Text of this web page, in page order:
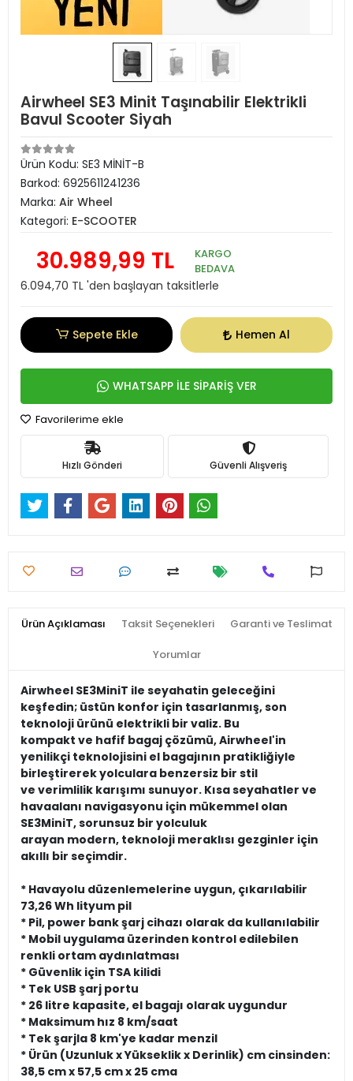
Airwheel SE3 Minit Taşınabilir Elektrikli
Bavul Scooter Siyah
Ürün Kodu: SE3 MİNİT-B
Barkod: 6925611241236
Marka: Air Wheel
Kategori: E-SCOOTER
30.989,99 TL
KARGO
BEDAVA
6.094,70 TL 'den başlayan taksitlerle
Sepete Ekle Hemen Al
WHATSAPP İLE SİPARİŞ VER
Favorilerime ekle
Hızlı Gönderi Güvenli Alışveriş
Ürün Açıklaması Taksit Seçenekleri Garanti ve Teslimat
Yorumlar
Airwheel SE3MiniT ile seyahatin geleceğini
keşfedin; üstün konfor için tasarlanmış, son
teknoloji ürünü elektrikli bir valiz. Bu
kompakt ve hafif bagaj çözümü, Airwheel'in
yenilikçi teknolojisini el bagajının pratikliğiyle
birleştirerek yolculara benzersiz bir stil
ve verimlilik karışımı sunuyor. Kısa seyahatler ve
havaalanı navigasyonu için mükemmel olan
SE3MiniT, sorunsuz bir yolculuk
arayan modern, teknoloji meraklısı gezginler için
akıllı bir seçimdir.
* Havayolu düzenlemelerine uygun, çıkarılabilir
73,26 Wh lityum pil
* Pil, power bank şarj cihazı olarak da kullanılabilir
* Mobil uygulama üzerinden kontrol edilebilen
renkli ortam aydınlatması
* Güvenlik için TSA kilidi
* Tek USB şarj portu
* 26 litre kapasite, el bagajı olarak uygundur
* Maksimum hız 8 km/saat
* Tek şarjla 8 km'ye kadar menzil
* Ürün (Uzunluk x Yükseklik x Derinlik) cm cinsinden:
38,5 cm x 57,5 ​​cm x 25 cma